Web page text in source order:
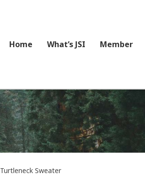
Home What’s JSI Member
Turtleneck Sweater